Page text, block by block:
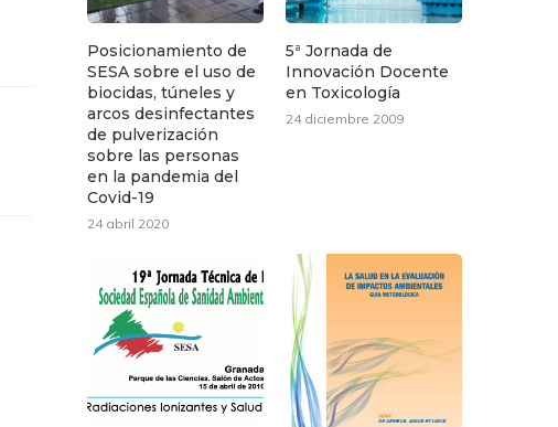
Posicionamiento de
SESA sobre el uso de
biocidas, túneles y
arcos desinfectantes
de pulverización
sobre las personas
en la pandemia del
Covid-19
24 abril 2020
5ª Jornada de
Innovación Docente
en Toxicología
24 diciembre 2009